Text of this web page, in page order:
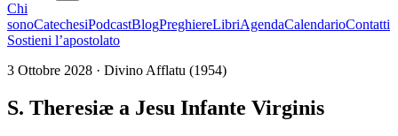
Chi
sonoCatechesiPodcastBlogPreghiereLibriAgendaCalendarioContatti
Sostieni l’apostolato
3 Ottobre 2028 · Divino Afflatu (1954)
S. Theresiæ a Jesu Infante Virginis